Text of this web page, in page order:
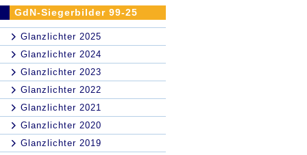
GdN-Siegerbilder 99-25
Glanzlichter 2025
Glanzlichter 2024
Glanzlichter 2023
Glanzlichter 2022
Glanzlichter 2021
Glanzlichter 2020
Glanzlichter 2019